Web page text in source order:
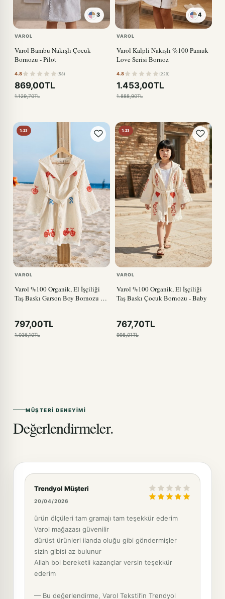
3
VAROL
Varol Bambu Nakışlı Çocuk
Bornozu - Pilot
4.8 (58)
869,00TL
1.129,70TL
4
KIRMIZI
VAROL
Varol Kalpli Nakışlı %100 Pamuk
Love Serisi Bornoz
4.8 (229)
1.453,00TL
1.888,90TL
%23
VAROL
Varol %100 Organik, El İşçiliği
Taş Baskı Garson Boy Bornozu -
797,00TL
1.036,10TL
%23
VAROL
Varol %100 Organik, El İşçiliği
Taş Baskı Çocuk Bornozu - Baby
767,70TL
998,01TL
MÜŞTERI DENEYIMI
Değerlendirmeler.
Trendyol Müşteri
20/04/2026
ürün ölçüleri tam gramajı tam teşekkür ederim
Varol mağazası güvenilir
dürüst ürünleri ilanda oluğu gibi göndermişler
sizin gibisi az bulunur
Allah bol bereketli kazançlar versin teşekkür
ederim
— Bu değerlendirme, Varol Tekstil’in Trendyol